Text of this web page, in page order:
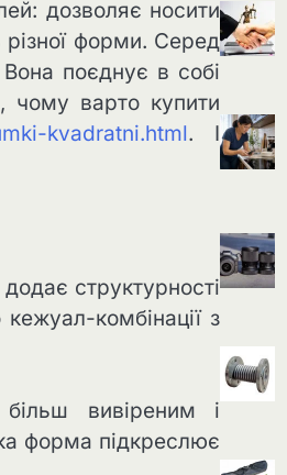
дозволяє носити
різної форми. Серед
Вона поєднує в собі
чому варто купити
kvadratni.html. І
структурності
комбінації з
вивіреним і
форма підкреслює